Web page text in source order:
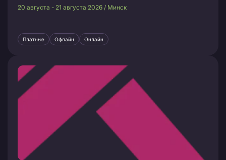
20 августа - 21 августа 2026 / Минск
Платные Офлайн Онлайн